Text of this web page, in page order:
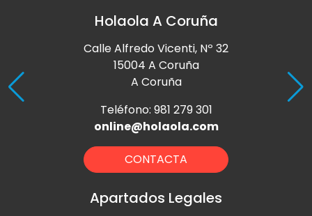
Holaola A Coruña
Calle Alfredo Vicenti, Nº 32
15004 A Coruña
A Coruña
Teléfono: 981 279 301
online@holaola.com
CONTACTA
Apartados Legales